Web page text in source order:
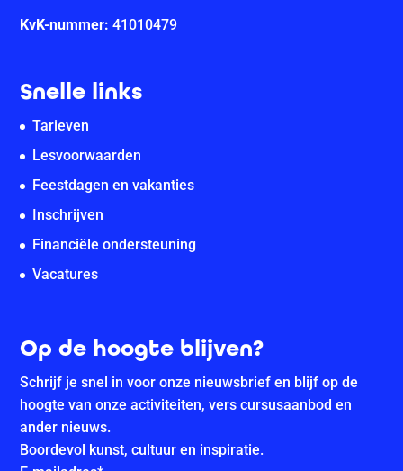
KvK-nummer: 41010479
Snelle links
Tarieven
Lesvoorwaarden
Feestdagen en vakanties
Inschrijven
Financiële ondersteuning
Vacatures
Op de hoogte blijven?
Schrijf je snel in voor onze nieuwsbrief en blijf op de
hoogte van onze activiteiten, vers cursusaanbod en
ander nieuws.
Boordevol kunst, cultuur en inspiratie.